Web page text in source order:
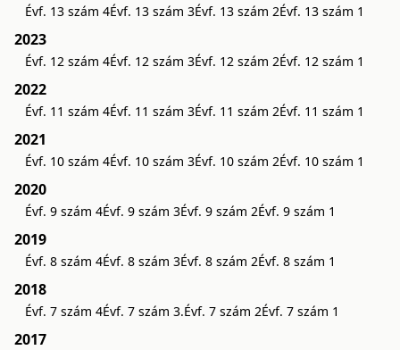
Évf. 13 szám 4Évf. 13 szám 3Évf. 13 szám 2Évf. 13 szám 1
2023
Évf. 12 szám 4Évf. 12 szám 3Évf. 12 szám 2Évf. 12 szám 1
2022
Évf. 11 szám 4Évf. 11 szám 3Évf. 11 szám 2Évf. 11 szám 1
2021
Évf. 10 szám 4Évf. 10 szám 3Évf. 10 szám 2Évf. 10 szám 1
2020
Évf. 9 szám 4Évf. 9 szám 3Évf. 9 szám 2Évf. 9 szám 1
2019
Évf. 8 szám 4Évf. 8 szám 3Évf. 8 szám 2Évf. 8 szám 1
2018
Évf. 7 szám 4Évf. 7 szám 3.Évf. 7 szám 2Évf. 7 szám 1
2017